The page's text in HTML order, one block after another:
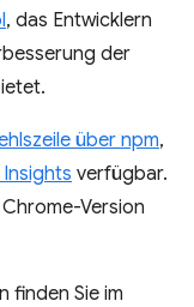
, das Entwicklern
der
über npm,
verfügbar.
Version
finden Sie im